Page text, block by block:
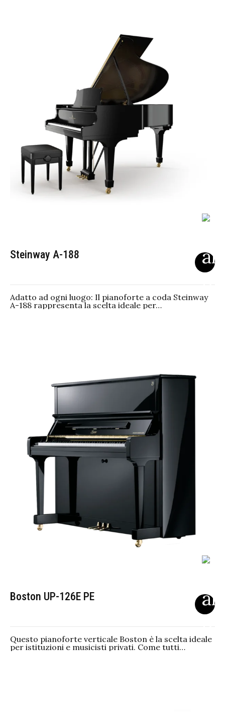
Steinway A-188
Adatto ad ogni luogo: Il pianoforte a coda Steinway
A-188 rappresenta la scelta ideale per…
Boston UP-126E PE
Questo pianoforte verticale Boston è la scelta ideale
per istituzioni e musicisti privati. Come tutti…